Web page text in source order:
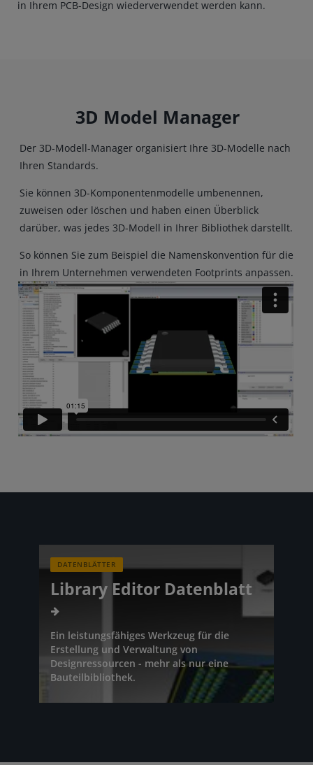
in Ihrem PCB-Design wiederverwendet werden kann.
3D Model Manager
Der 3D-Modell-Manager organisiert Ihre 3D-Modelle nach
Ihren Standards.
Sie können 3D-Komponentenmodelle umbenennen,
zuweisen oder löschen und haben einen Überblick
darüber, was jedes 3D-Modell in Ihrer Bibliothek darstellt.
So können Sie zum Beispiel die Namenskonvention für die
in Ihrem Unternehmen verwendeten Footprints anpassen.
DATENBLÄTTER
Library Editor Datenblatt
Ein leistungsfähiges Werkzeug für die
Erstellung und Verwaltung von
Designressourcen - mehr als nur eine
Bauteilbibliothek.